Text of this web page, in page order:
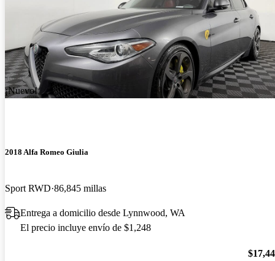
¡Nuevo!
2018 Alfa Romeo Giulia
Sport RWD 86,845 millas
Entrega a domicilio desde Lynnwood, WA
El precio incluye envío de $1,248